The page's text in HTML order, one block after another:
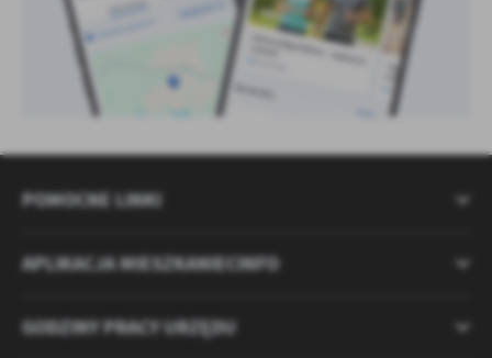
POMOCNE LINKI
APLIKACJA MIESZKANIECINFO
GODZINY PRACY URZĘDU